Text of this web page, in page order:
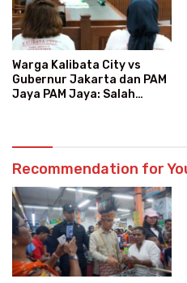
Warga Kalibata City vs
Gubernur Jakarta dan PAM
Jaya PAM Jaya: Salah
Recommendation for